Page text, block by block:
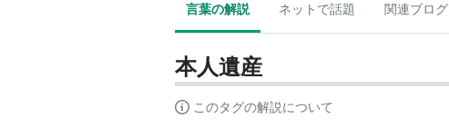
言葉の解説 ネットで話題 関連ブログ
本人遺産
このタグの解説について